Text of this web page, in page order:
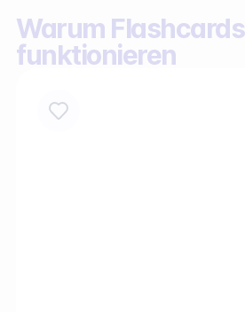
Generiere hochwertige Leads
Warum Flashcards
funktionieren